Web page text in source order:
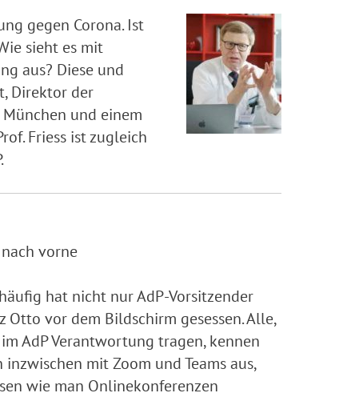
gegen Corona. Ist
sieht es mit
aus? Diese und
Direktor der
und einem
Friess ist zugleich
vorne
hat nicht nur AdP-Vorsitzender
Otto vor dem Bildschirm gesessen. Alle,
AdP Verantwortung tragen, kennen
inzwischen mit Zoom und Teams aus,
wie man Onlinekonferenzen